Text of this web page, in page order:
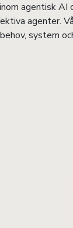
agentisk AI
agenter.
system